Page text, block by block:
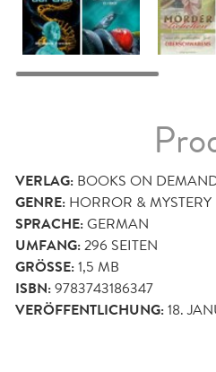
VERLAG: BOOKS ON
GENRE: HORROR & MYSTERY
SPRACHE:GERMAN
UMFANG:296 SEITEN
GRÖSSE: 1,5 MB
ISBN:9783743186347
VERÖFFENTLICHUNG:18.